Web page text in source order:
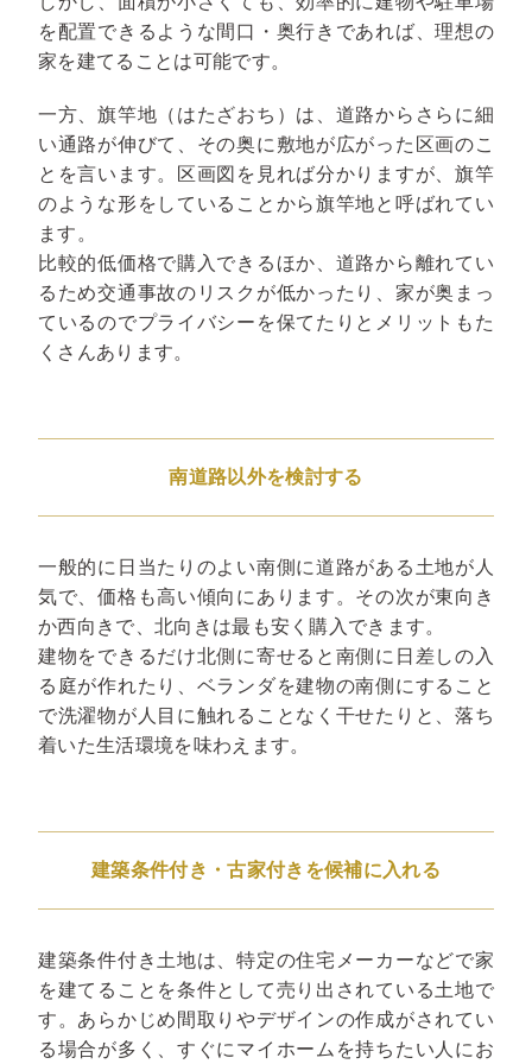
を配置できるような間口・奥行きであれば、理想の
家を建てることは可能です。
一方、旗竿地（はたざおち）は、道路からさらに細
い通路が伸びて、その奥に敷地が広がった区画のこ
とを言います。区画図を見れば分かりますが、旗竿
のような形をしていることから旗竿地と呼ばれてい
ます。
比較的低価格で購入できるほか、道路から離れてい
るため交通事故のリスクが低かったり、家が奥まっ
ているのでプライバシーを保てたりとメリットもた
くさんあります。
南道路以外を検討する
一般的に日当たりのよい南側に道路がある土地が人
気で、価格も高い傾向にあります。その次が東向き
か西向きで、北向きは最も安く購入できます。
建物をできるだけ北側に寄せると南側に日差しの入
る庭が作れたり、ベランダを建物の南側にすること
で洗濯物が人目に触れることなく干せたりと、落ち
着いた生活環境を味わえます。
建築条件付き・古家付きを候補に入れる
建築条件付き土地は、特定の住宅メーカーなどで家
を建てることを条件として売り出されている土地で
す。あらかじめ間取りやデザインの作成がされてい
る場合が多く、すぐにマイホームを持ちたい人にお